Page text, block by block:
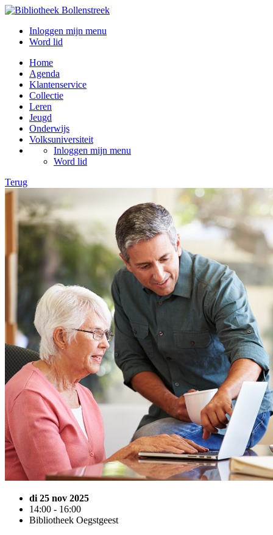
Inloggen mijn menu
Word lid
Home
Agenda
Klantenservice
Collectie
Leren
Jeugd
Onderwijs
Volksuniversiteit
Inloggen mijn menu
Word lid
Terug
di 25 nov 2025
14:00 - 16:00
Bibliotheek Oegstgeest